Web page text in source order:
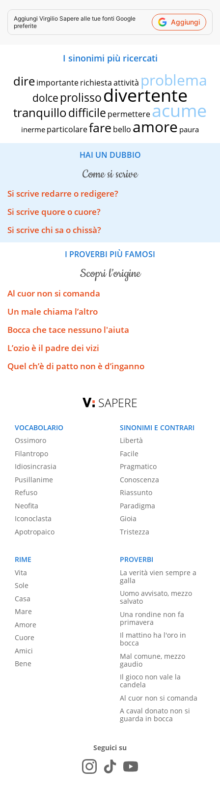
Aggiungi Virgilio Sapere alle tue fonti Google
preferite
Aggiungi
I sinonimi più ricercati
dire importante richiestaattività problema
dolce prolissodivertente
tranquillodifficile permettereacume
inerme particolarefare bello amore paura
HAI UN DUBBIO
come si scrive
Si scrive redarre o redigere?
Si scrive quore o cuore?
Si scrive chi sa o chissà?
I PROVERBI PIÙ FAMOSI
scopri l’origine
Al cuor non si comanda
Un male chiama l’altro
Bocca che tace nessuno l'aiuta
L’ozio è il padre dei vizi
Quel ch’è di patto non è d’inganno
SAPERE
VOCABOLARIO
Ossimoro
Filantropo
Idiosincrasia
Pusillanime
Refuso
Neofita
Iconoclasta
Apotropaico
SINONIMI E CONTRARI
Libertà
Facile
Pragmatico
Conoscenza
Riassunto
Paradigma
Gioia
Tristezza
RIME
Vita
Sole
Casa
Mare
Amore
Cuore
Amici
Bene
PROVERBI
La verità vien sempre a
galla
Uomo avvisato, mezzo
salvato
Una rondine non fa
primavera
Il mattino ha l'oro in
bocca
Mal comune, mezzo
gaudio
Il gioco non vale la
candela
Al cuor non si comanda
A caval donato non si
guarda in bocca
Seguici su